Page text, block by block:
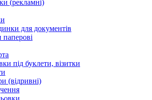
(рекламні)
для документів
під буклети, візитки
(відривні)